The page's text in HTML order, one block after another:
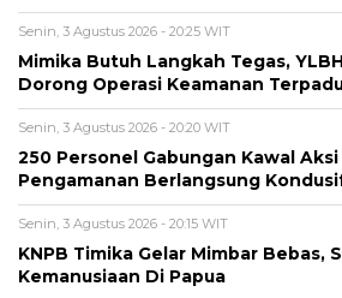
Senin, 3 Agustus 2026 - 20:25 WIT
Mimika Butuh Langkah Tegas,
Dorong Operasi Keamanan
Senin, 3 Agustus 2026 - 20:20 WIT
250 Personel Gabungan Kawal Aksi
Pengamanan Berlangsung
Senin, 3 Agustus 2026 - 20:15 WIT
KNPB Timika Gelar Mimbar Bebas,
Kemanusiaan Di Papua